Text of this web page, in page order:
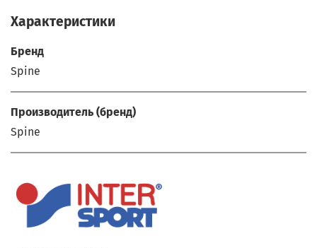
Характеристики
Бренд
Spine
Производитель (бренд)
Spine